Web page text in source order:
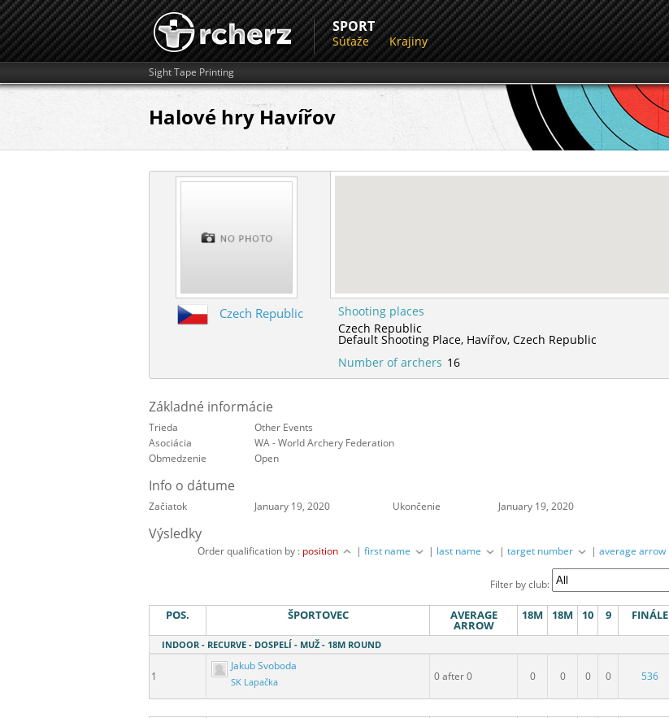
SPORT
Súťaže Krajiny
Sight Tape Printing
Halové hry Havířov
Czech Republic
Shooting places
Czech Republic
Default Shooting Place, Havířov,Czech Republic
Number of archers 16
Základné informácie
Trieda
Other Events
Asociácia
WA - World Archery Federation
Obmedzenie
Open
Info o dátume
Začiatok January 19, 2020 Ukončenie January 19, 2020
Výsledky
Order qualification by : position |first name | last name |target number |average arrow
Filter by club:
POS. ŠPORTOVEC AVERAGE
ARROW
18M 18M 10 9 FINÁLE
INDOOR - RECURVE - DOSPELÍ - MUŽ - 18M ROUND
1
Jakub Svoboda
SK Lapačka 0 after 0 0 0 0 0 536